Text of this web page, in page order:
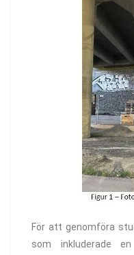
För att genomföra
som inkluderade